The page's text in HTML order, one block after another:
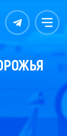
Контакты Меню